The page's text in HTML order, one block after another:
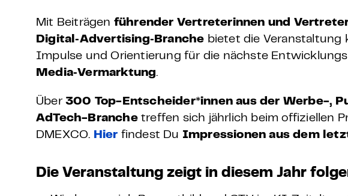
Mit Beiträgen führender Vertreterinnen und
Digital‑Advertising‑Branche bietet die Veranstaltung
Impulse und Orientierung für die nächste
Media‑Vermarktung.
Über 300 Top-Entscheider*innen aus der Werbe-,
AdTech-Branchetreffen sich jährlich beim offiziellen
DMEXCO. Hier findest Du Impressionen aus dem
Die Veranstaltung zeigt in diesem Jahr